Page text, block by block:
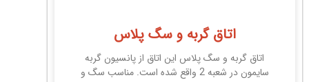
اتاق گربه و سگ پلاس
اتاق گربه و سگ پلاس این اتاق از پانسیون گربه
سایمون در شعبه 2 واقع شده است. مناسب سگ و